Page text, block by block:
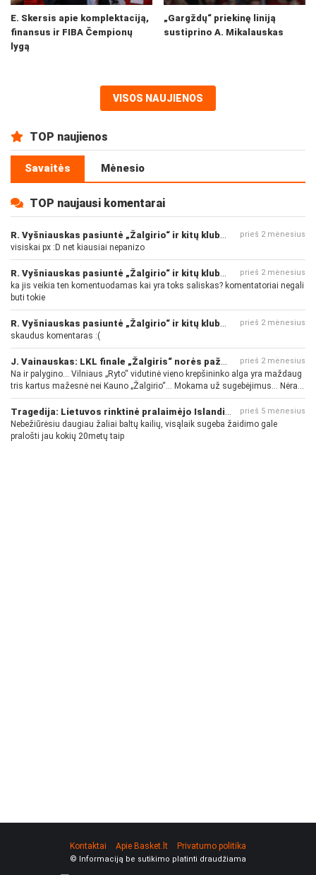
E. Skersis apie komplektaciją,
finansus ir FIBA Čempionų
lygą
„Gargždų“ priekinę liniją
sustiprino A. Mikalauskas
VISOS NAUJIENOS
TOP naujienos
Savaitės Mėnesio
TOP naujausi komentarai
prieš 2 mėnesius
visiskai px :D net kiausiai nepanizo
prieš 2 mėnesius
ka jis veikia ten komentuodamas kai yra toks saliskas? komentatoriai negali
buti tokie
prieš 2 mėnesius
skaudus komentaras :(
prieš 2 mėnesius
Na ir palygino... Vilniaus „Ryto“ vidutinė vieno krepšininko alga yra maždaug
tris kartus mažesnė nei Kauno „Žalgirio“... Mokama už sugebėjimus... Nėra
pinigų - nėra gerų žaidėjų...
prieš 5 mėnesius
Nebežiūrėsiu daugiau žaliai baltų kailių, visąlaik sugeba žaidimo gale
pralošti jau kokių 20metų taip
Kontaktai Apie Basket.lt Privatumo politika
© Informaciją be sutikimo platinti draudžiama